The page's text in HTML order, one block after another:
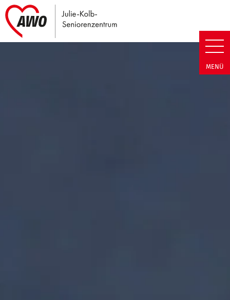
Julie-Kolb-Seniorenzentrum |
MENÜ